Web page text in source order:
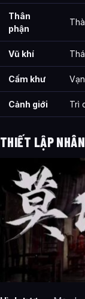
Thân
phận
Vũ khí
Cấm khư
Cảnh giới Trì
THIẾT LẬP